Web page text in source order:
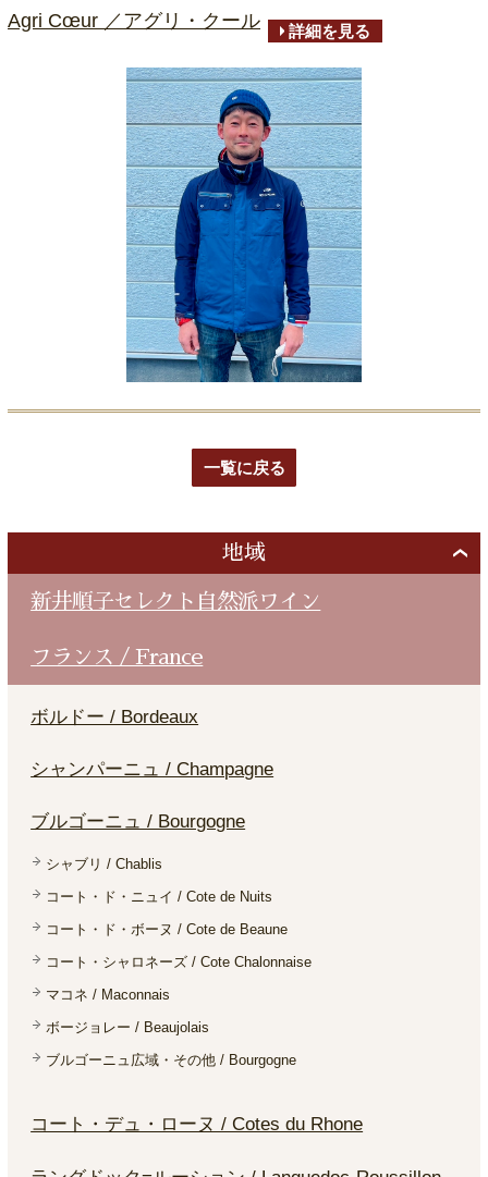
Agri Cœur ／アグリ・クール 詳細を見る
一覧に戻る
地域
新井順子セレクト自然派ワイン
フランス / France
ボルドー / Bordeaux
シャンパーニュ / Champagne
ブルゴーニュ / Bourgogne
シャブリ / Chablis
コート・ド・ニュイ / Cote de Nuits
コート・ド・ボーヌ / Cote de Beaune
コート・シャロネーズ / Cote Chalonnaise
マコネ / Maconnais
ボージョレー / Beaujolais
ブルゴーニュ広域・その他 / Bourgogne
コート・デュ・ローヌ / Cotes du Rhone